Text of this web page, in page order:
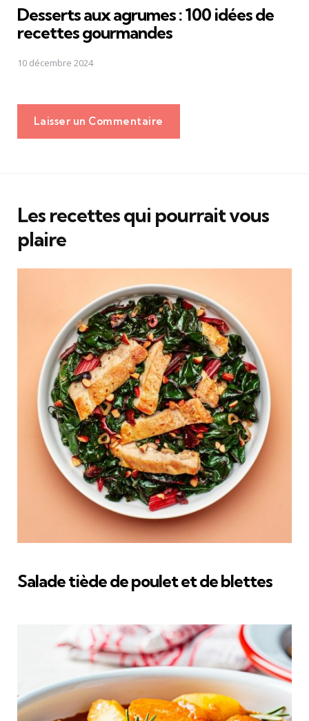
Desserts aux agrumes : 100 idées de
recettes gourmandes
10 décembre 2024
Laisser un Commentaire
Les recettes qui pourrait vous
plaire
Salade tiède de poulet et de blettes